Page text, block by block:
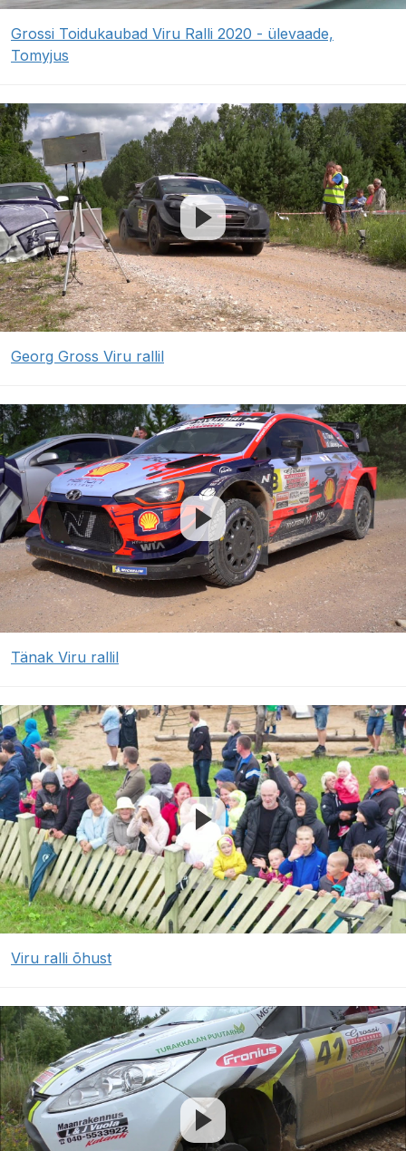
Grossi Toidukaubad Viru Ralli 2020 - ülevaade,
Tomyjus
Georg Gross Viru rallil
Tänak Viru rallil
Viru ralli õhust